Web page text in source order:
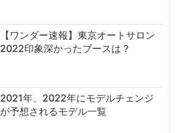
【ワンダー速報】東京オートサロン
2022印象深かったブースは？
2021年、2022年にモデルチェンジ
が予想されるモデル一覧